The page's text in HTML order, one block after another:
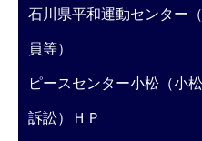
石川県平和運動センター
員等）
ピースセンター小松（小
訴訟）ＨＰ